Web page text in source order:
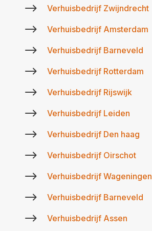
$ Verhuisbedrijf Zwijndrecht
$ Verhuisbedrijf Amsterdam
$ Verhuisbedrijf Barneveld
$ Verhuisbedrijf Rotterdam
$ Verhuisbedrijf Rijswijk
$ Verhuisbedrijf Leiden
$ Verhuisbedrijf Den haag
$ Verhuisbedrijf Oirschot
$ Verhuisbedrijf Wageningen
$ Verhuisbedrijf Barneveld
$ Verhuisbedrijf Assen